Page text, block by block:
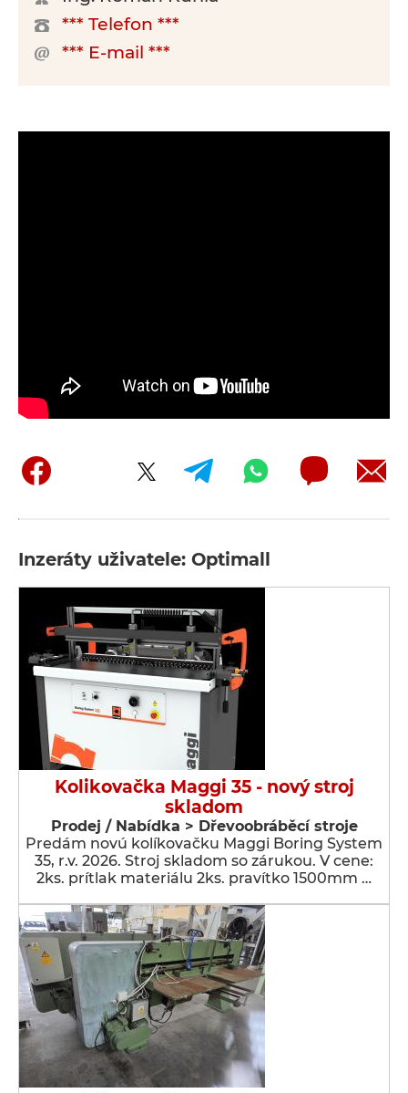
*** Telefon ***
*** E-mail ***
Inzeráty uživatele: Optimall
Kolikovačka Maggi 35 - nový stroj
skladom
Prodej / Nabídka > Dřevoobráběcí stroje
Predám novú kolíkovačku Maggi Boring System
35, r.v. 2026. Stroj skladom so zárukou. V cene:
2ks. prítlak materiálu 2ks. pravítko 1500mm …